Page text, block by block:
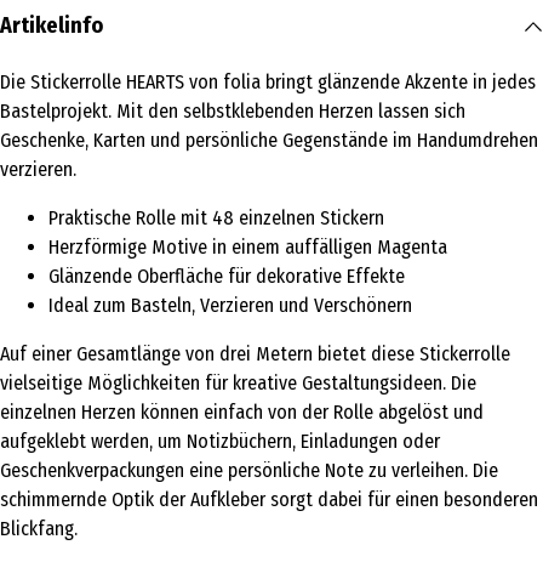
Artikelinfo
Die Stickerrolle HEARTS von folia bringt glänzende Akzente in jedes
Bastelprojekt. Mit den selbstklebenden Herzen lassen sich
Geschenke, Karten und persönliche Gegenstände im Handumdrehen
verzieren.
Praktische Rolle mit 48 einzelnen Stickern
Herzförmige Motive in einem auffälligen Magenta
Glänzende Oberfläche für dekorative Effekte
Ideal zum Basteln, Verzieren und Verschönern
Auf einer Gesamtlänge von drei Metern bietet diese Stickerrolle
vielseitige Möglichkeiten für kreative Gestaltungsideen. Die
einzelnen Herzen können einfach von der Rolle abgelöst und
aufgeklebt werden, um Notizbüchern, Einladungen oder
Geschenkverpackungen eine persönliche Note zu verleihen. Die
schimmernde Optik der Aufkleber sorgt dabei für einen besonderen
Blickfang.